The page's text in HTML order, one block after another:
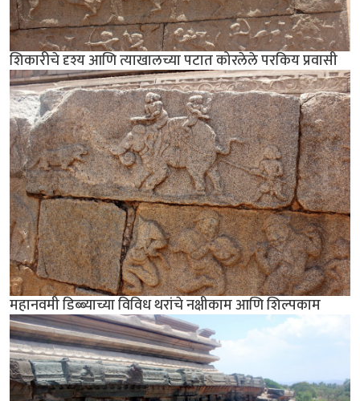
शिकारीचे दृश्य आणि त्याखालच्या पटात कोरलेले परकिय प्रवासी
महानवमी डिब्ब्याच्या विविध थरांचे नक्षीकाम आणि शिल्पकाम